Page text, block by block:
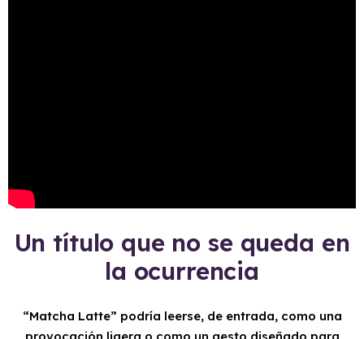
Un título que no se queda en
la ocurrencia
“Matcha Latte” podría leerse, de entrada, como una